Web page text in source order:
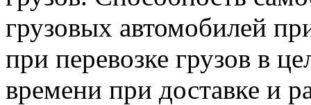
грузовых автомобилей
при перевозке грузов в
времени при доставке и